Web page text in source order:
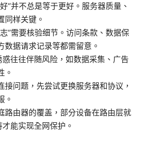
”并不总是等于更好。服务器质量、
同样关键。
”需要核验细节。访问条款、数据保
数据请求记录等都需留意。
往往伴随风险，如数据采集、广告
。
接问题，先尝试更换服务器和协议，
。
路由器的覆盖，部分设备在路由层就
能实现全网保护。